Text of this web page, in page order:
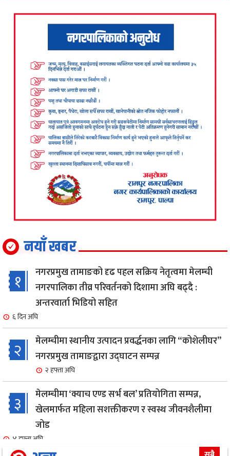
नयाँ खबर
१
नगरप्रमुख तामाङको दृढ पहल सक्रिय नेतृत्वमा मेलम्ची
नगरपालिका तीव्र परिवर्तनको दिशामा अघि बढ्दै :
अन्तरवार्ता भिडियो सहित
६ दिन अघि
२
मेलम्चीमा स्थानीय उत्पादन प्रवर्द्धनका लागि “कोशेलीघर”
नगरप्रमुख तामाङद्वारा उद्घाटन सम्पन्न
२ हफ्ता अघि
३
मेलम्चीमा ‘क्याच एण्ड सर्भ बल’ प्रतियोगिता सम्पन्न,
खेलमार्फत महिला सशक्तीकरण र स्वस्थ जीवनशैलीमा
जोड
४ हफ्ता अघि